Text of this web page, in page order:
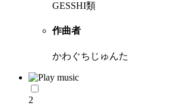
GESSHI類
作曲者
かわぐちじゅんた
2